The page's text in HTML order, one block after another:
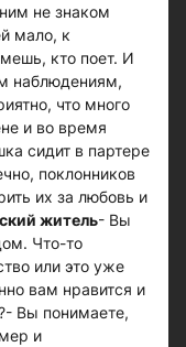
не знаком
мало, к
кто поет. И
наблюдениям,
что много
и во время
сидит в партере
поклонников
их за любовь и
житель- Вы
Что-то
или это уже
вам нравится и
Вы понимаете,
и